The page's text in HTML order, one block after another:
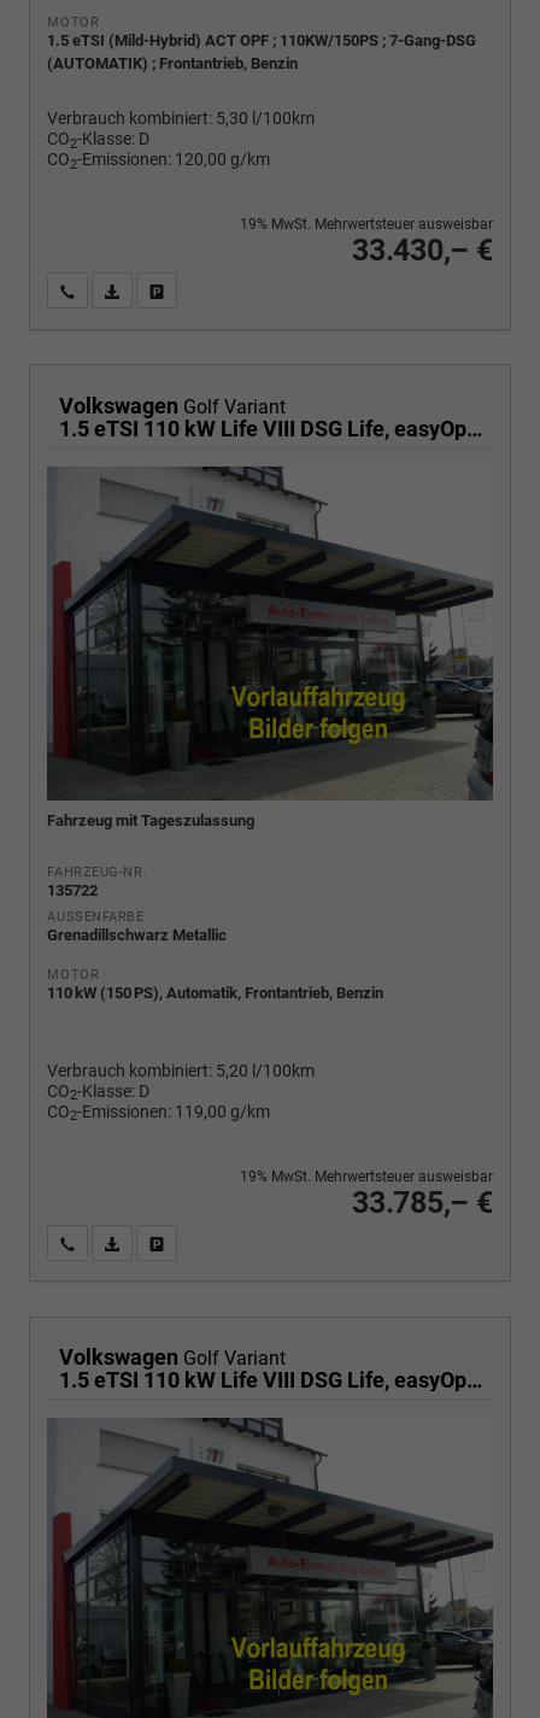
MOTOR
1.5 eTSI (Mild-Hybrid) ACT OPF ; 110KW/150PS ; 7-Gang-DSG
(AUTOMATIK) ; Frontantrieb, Benzin
Verbrauch kombiniert: 5,30 l/100km
CO2-Klasse: D
CO2-Emissionen: 120,00 g/km
33.430,– €
19% MwSt. Mehrwertsteuer ausweisbar
Wir rufen Sie anPDF-Fahrzeugexposé drucken
Volkswagen Golf Variant
1.5 eTSI 110 kW Life VIII DSG Life, easyOpen, Kamera, LED, Side, Winter, 3 J.-Garantie
Fahrzeug mit Tageszulassung
FAHRZEUG-NR.
135722
AUSSENFARBE
Grenadillschwarz Metallic
MOTOR
110 kW (150 PS), Automatik, Frontantrieb, Benzin
Verbrauch kombiniert: 5,20 l/100km
CO2-Klasse: D
CO2-Emissionen: 119,00 g/km
33.785,– €
19% MwSt. Mehrwertsteuer ausweisbar
Wir rufen Sie anPDF-Fahrzeugexposé drucken
Volkswagen Golf Variant
1.5 eTSI 110 kW Life VIII DSG Life, easyOpen, Kamera, LED, Side, Winter, 3 J.-Garantie